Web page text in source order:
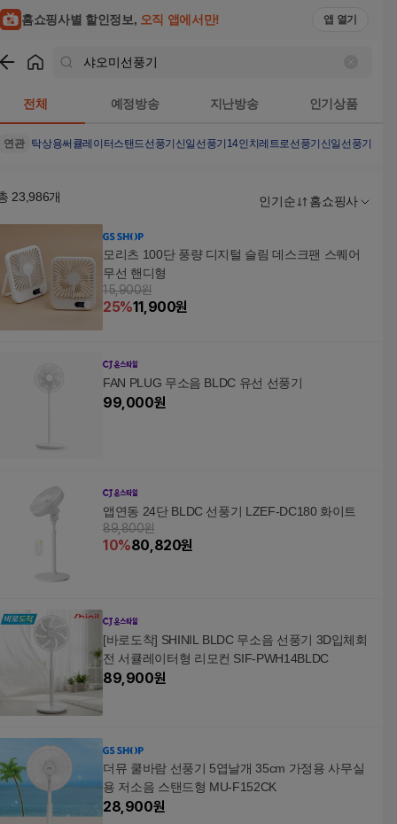
홈쇼핑사별 할인정보, 오직 앱에서만! 앱 열기
전체 예정방송 지난방송 인기상품
연관 탁상용써큘레이터스탠드선풍기 신일선풍기14인치레트로선풍기 신일선풍기무소
23,986개 인기순 홈쇼핑사
모리츠 100단 풍량 디지털 슬림 데스크팬 스퀘어
무선 핸디형
15,900원
25%11,900원
FAN PLUG 무소음 BLDC 유선 선풍기
99,000원
앱연동 24단 BLDC 선풍기 LZEF-DC180 화이트
89,800원
10%80,820원
[바로도착] SHINIL BLDC 무소음 선풍기 3D입체회
전 서큘레이터형 리모컨 SIF-PWH14BLDC
89,900원
더뮤 쿨바람 선풍기 5엽날개 35cm 가정용 사무실
용 저소음 스탠드형 MU-F152CK
28,900원